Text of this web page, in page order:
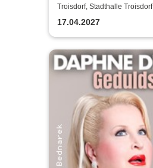
Troisdorf, Stadthalle Troisdorf
17.04.2027